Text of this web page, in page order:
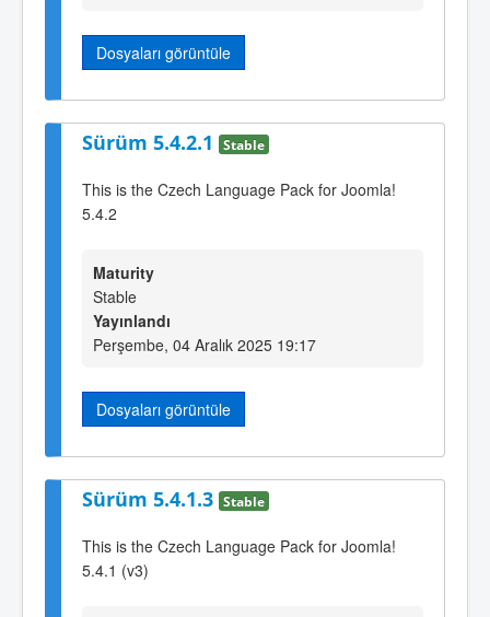
Dosyaları görüntüle
Sürüm 5.4.2.1 Stable
This is the Czech Language Pack for Joomla!
5.4.2
Maturity
Stable
Yayınlandı
Perşembe, 04 Aralık 2025 19:17
Dosyaları görüntüle
Sürüm 5.4.1.3 Stable
This is the Czech Language Pack for Joomla!
5.4.1 (v3)